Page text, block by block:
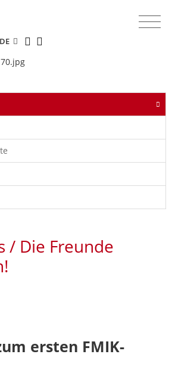
DE
/ Die Freunde
ersten FMIK-